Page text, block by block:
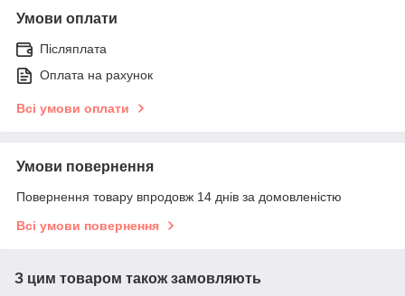
Умови оплати
Післяплата
Оплата на рахунок
Всі умови оплати
Умови повернення
Повернення товару впродовж 14 днів за домовленістю
Всі умови повернення
З цим товаром також замовляють